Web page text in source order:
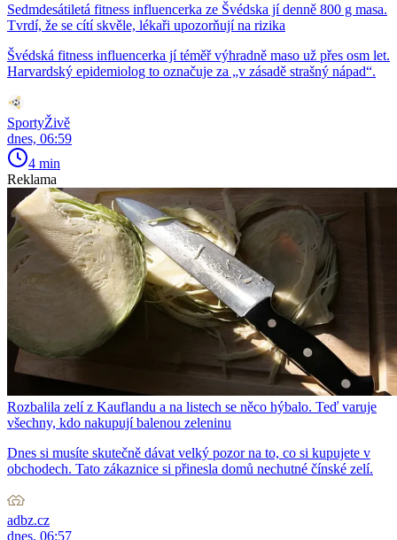
Sedmdesátiletá fitness influencerka ze Švédska jí denně 800 g masa.
Tvrdí, že se cítí skvěle, lékaři upozorňují na rizika
Švédská fitness influencerka jí téměř výhradně maso už přes osm let.
Harvardský epidemiolog to označuje za „v zásadě strašný nápad“.
SportyŽivě
dnes, 06:59
4 min
Reklama
Rozbalila zelí z Kauflandu a na listech se něco hýbalo. Teď varuje
všechny, kdo nakupují balenou zeleninu
Dnes si musíte skutečně dávat velký pozor na to, co si kupujete v
obchodech. Tato zákaznice si přinesla domů nechutné čínské zelí.
adbz.cz
dnes, 06:57